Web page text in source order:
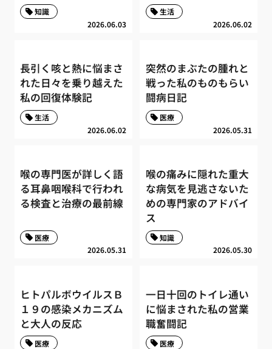
2026.06.03
知識
2026.06.02
生活
長引く咳と熱に悩まさ
れた日々を乗り越えた
私の回復体験記
2026.06.02
生活
突然のまぶたの腫れと
戦った私のものもらい
闘病日記
2026.05.31
医療
喉の専門医が詳しく語
る耳鼻咽喉科で行われ
る検査と治療の最前線
2026.05.31
医療
喉の痛みに隠れた重大
な病気を見逃さないた
めの専門家のアドバイ
ス
2026.05.30
知識
ヒトパルボウイルスＢ
１９の感染メカニズム
と大人の反応
医療
一日十回のトイレ通い
に悩まされた私の営業
職奮闘記
医療